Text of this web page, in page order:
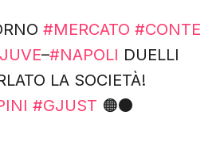
#MERCATO #CONTE
–#NAPOLI DUELLI
LA SOCIETÀ!
#GJUST 🟠⚫️